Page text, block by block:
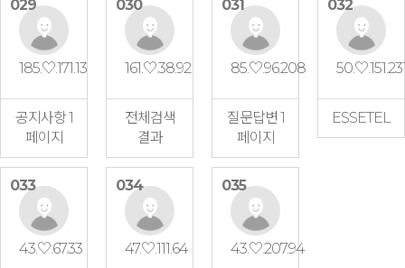
029
185.♡.171.13
공지사항 1
페이지
030
161.♡.38.92
전체검색
결과
031
85.♡.96.208
질문답변 1
페이지
032
ESSETEL
033
43.♡.67.33
034
47.♡.111.64
035
43.♡.207.94